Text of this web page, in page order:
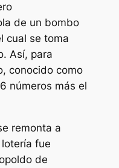
de un bombo
cual se toma
Así, para
conocido como
números más el
remonta a
fue
de